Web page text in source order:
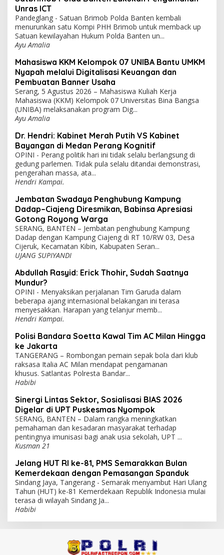
Unras ICT
Pandeglang - Satuan Brimob Polda Banten kembali
menurunkan satu Kompi PHH Brimob untuk memback up
Satuan kewilayahan Hukum Polda Banten un...
Ayu Amalia
Mahasiswa KKM Kelompok 07 UNIBA Bantu UMKM
Nyapah melalui Digitalisasi Keuangan dan
Pembuatan Banner Usaha
Serang, 5 Agustus 2026 – Mahasiswa Kuliah Kerja
Mahasiswa (KKM) Kelompok 07 Universitas Bina Bangsa
(UNIBA) melaksanakan program Dig...
Ayu Amalia
Dr. Hendri: Kabinet Merah Putih VS Kabinet
Bayangan di Medan Perang Kognitif
OPINI - Perang politik hari ini tidak selalu berlangsung di
gedung parlemen. Tidak pula selalu ditandai demonstrasi,
pengerahan massa, ata...
Hendri Kampai.
Jembatan Swadaya Penghubung Kampung
Dadap–Ciajeng Diresmikan, Babinsa Apresiasi
Gotong Royong Warga
SERANG, BANTEN – Jembatan penghubung Kampung
Dadap dengan Kampung Ciajeng di RT 10/RW 03, Desa
Cijeruk, Kecamatan Kibin, Kabupaten Seran...
UJANG SUPIYANDI
Abdullah Rasyid: Erick Thohir, Sudah Saatnya
Mundur?
OPINI - Menyaksikan perjalanan Tim Garuda dalam
beberapa ajang internasional belakangan ini terasa
menyesakkan. Harapan yang telanjur memb...
Hendri Kampai.
Polisi Bandara Soetta Kawal Tim AC Milan Hingga
ke Jakarta
TANGERANG – Rombongan pemain sepak bola dari klub
raksasa Italia AC Milan mendapat pengamanan
khusus. Satlantas Polresta Bandar...
Habibi
Sinergi Lintas Sektor, Sosialisasi BIAS 2026
Digelar di UPT Puskesmas Nyompok
SERANG, BANTEN – Dalam rangka meningkatkan
pemahaman dan kesadaran masyarakat terhadap
pentingnya imunisasi bagi anak usia sekolah, UPT ...
Kusman 21
Jelang HUT RI ke-81, PMS Semarakkan Bulan
Kemerdekaan dengan Pemasangan Spanduk
Sindang Jaya, Tangerang - Semarak menyambut Hari Ulang
Tahun (HUT) ke-81 Kemerdekaan Republik Indonesia mulai
terasa di wilayah Sindang Ja...
Habibi